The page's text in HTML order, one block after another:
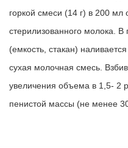
горкой смеси (14 г) в 200
стерилизованного молока.
(емкость, стакан)
сухая молочная смесь.
увеличения объема в 1,5- 2
пенистой массы (не менее